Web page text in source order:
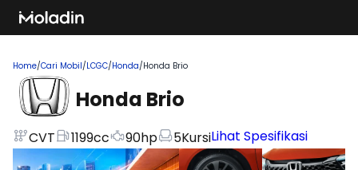
Home/Cari Mobil/LCGC/Honda/Honda Brio
Honda Brio
CVT 1199cc 90hp 5KursiLihat Spesifikasi